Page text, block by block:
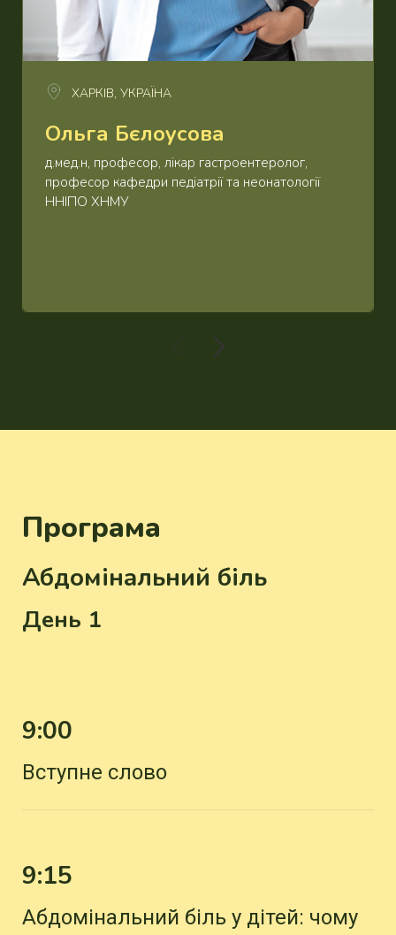
ХАРКІВ, УКРАЇНА
Ольга Бєлоусова
д.мед.н, професор, лікар гастроентеролог,
професор кафедри педіатрії та неонатології
Програма
Абдомінальний біль
День 1
9:00
Вступне слово
9:15
Абдомінальний біль у дітей: чому